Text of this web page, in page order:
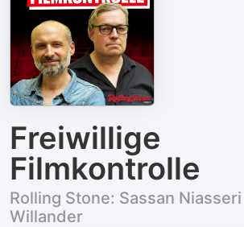
Freiwillige
Filmkontrolle
Rolling Stone: Sassan
Willander